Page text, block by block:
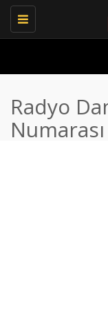
Toggle
navigation
Radyo
Numarası